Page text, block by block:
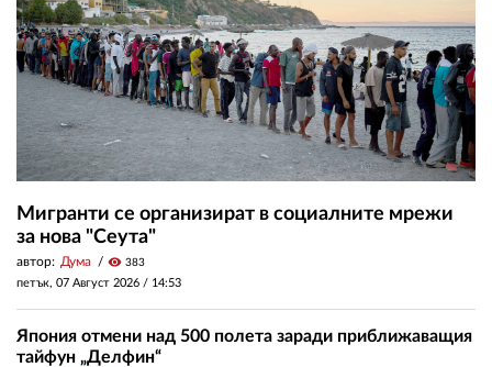
Мигранти се организират в социалните мрежи
за нова "Сеута"
автор: Дума visibility 383
петък, 07 Август 2026 / 14:53
Япония отмени над 500 полета заради приближаващия
тайфун „Делфин“